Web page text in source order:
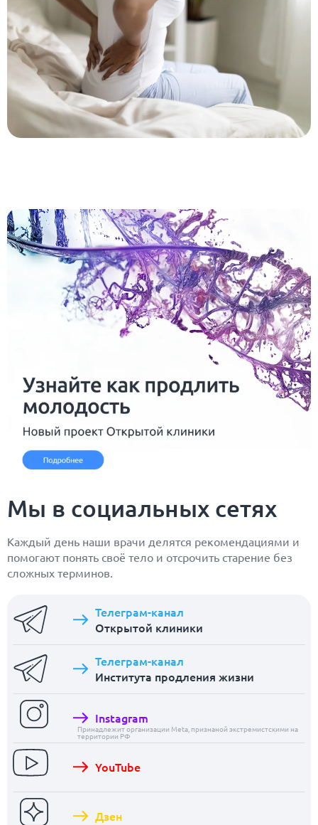
Мы в социальных сетях
Каждый день наши врачи делятся рекомендациями и
помогают понять своё тело и отсрочить старение без
сложных терминов.
Телеграм-канал
Открытой клиники
Телеграм-канал
Института продления жизни
Instagram
Принадлежит организации Meta, признаной экстремистскими на
территории РФ
YouTube
Дзен